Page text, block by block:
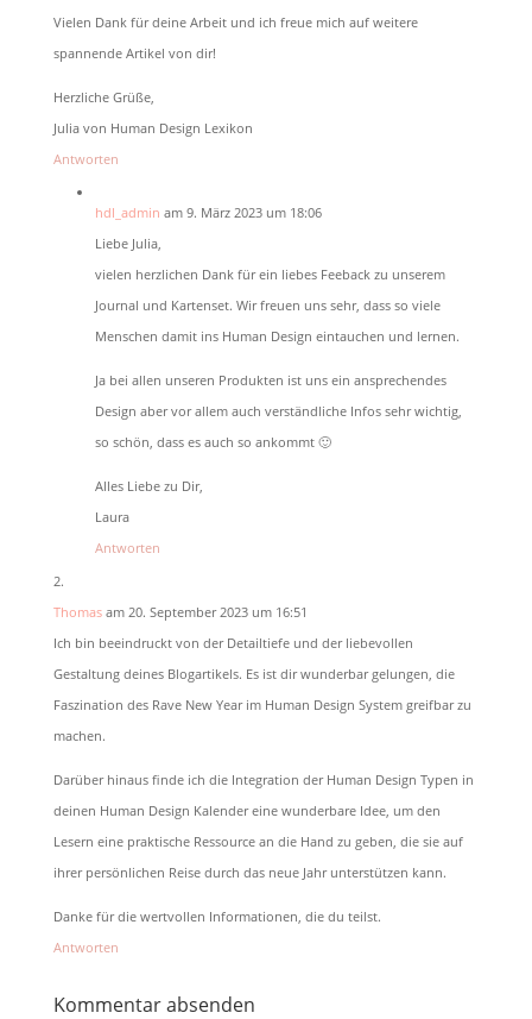
Vielen Dank für deine Arbeit und ich freue mich auf weitere
spannende Artikel von dir!
Herzliche Grüße,
Julia von Human Design Lexikon
Antworten
hdl_admin am 9. März 2023 um 18:06
Liebe Julia,
vielen herzlichen Dank für ein liebes Feeback zu unserem
Journal und Kartenset. Wir freuen uns sehr, dass so viele
Menschen damit ins Human Design eintauchen und lernen.
Ja bei allen unseren Produkten ist uns ein ansprechendes
Design aber vor allem auch verständliche Infos sehr wichtig,
so schön, dass es auch so ankommt 🙂
Alles Liebe zu Dir,
Laura
Antworten
Thomas am 20. September 2023 um 16:51
Ich bin beeindruckt von der Detailtiefe und der liebevollen
Gestaltung deines Blogartikels. Es ist dir wunderbar gelungen, die
Faszination des Rave New Year im Human Design System greifbar zu
machen.
Darüber hinaus finde ich die Integration der Human Design Typen in
deinen Human Design Kalender eine wunderbare Idee, um den
Lesern eine praktische Ressource an die Hand zu geben, die sie auf
ihrer persönlichen Reise durch das neue Jahr unterstützen kann.
Danke für die wertvollen Informationen, die du teilst.
Antworten
Kommentar absenden